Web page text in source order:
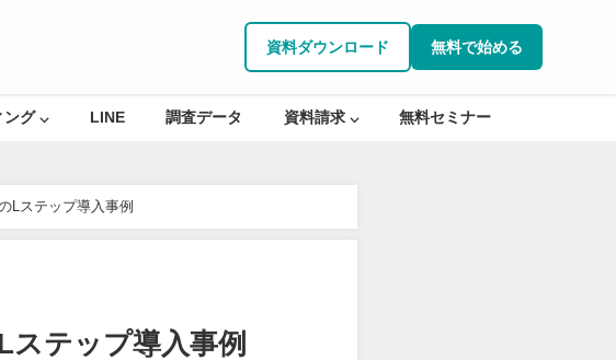
資料ダウンロード 無料で始める
ング ⌵ LINE 調査データ 資料請求 ⌵ 無料セミナー
Lステップ導入事例
ステップ導入事例